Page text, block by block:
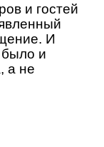
и гостей
И
было и
а не